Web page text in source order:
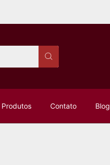
Produtos Contato Blog